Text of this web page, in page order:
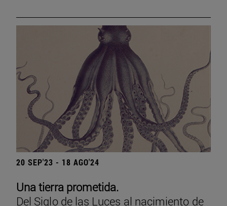
20 SEP'23 - 18 AGO'24
Una tierra prometida.
Del Siglo de las Luces al nacimiento de